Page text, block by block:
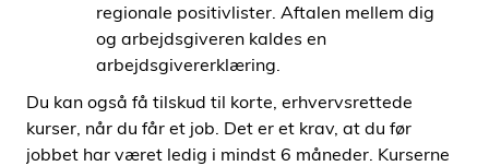
regionale positivlister. Aftalen mellem dig
og arbejdsgiveren kaldes en
arbejdsgivererklæring.
Du kan også få tilskud til korte, erhvervsrettede
kurser, når du får et job. Det er et krav, at du før
jobbet har været ledig i mindst 6 måneder. Kurserne